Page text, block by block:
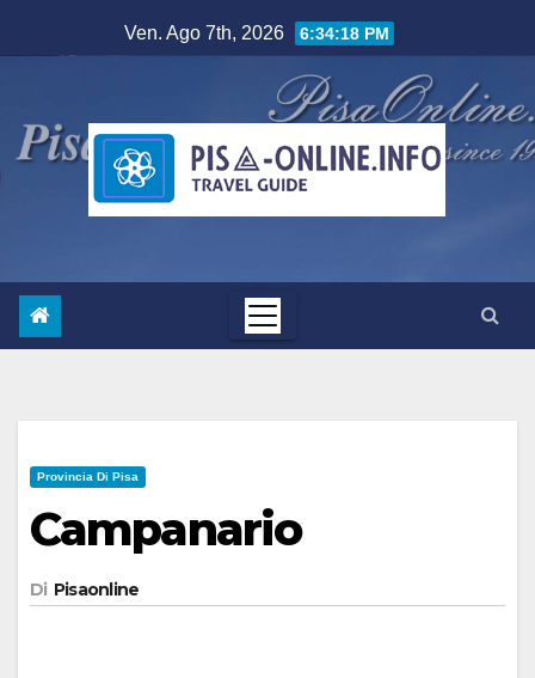
al
Ven. Ago 7th, 2026 6:34:18 PM
Provincia Di Pisa
Campanario
Di Pisaonline